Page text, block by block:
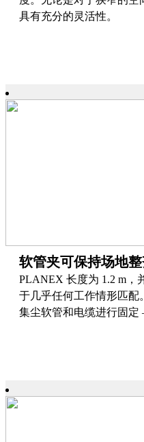
具有充分的灵活性。
软管夹可保持场地
PLANEX 长度为 1.2 m，
于几乎任何工作情形匹配
集尘软管和电缆进行固定